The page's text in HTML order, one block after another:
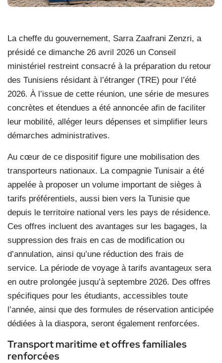
La cheffe du gouvernement, Sarra Zaafrani Zenzri, a
présidé ce dimanche 26 avril 2026 un Conseil
ministériel restreint consacré à la préparation du retour
des Tunisiens résidant à l’étranger (TRE) pour l’été
2026. À l’issue de cette réunion, une série de mesures
concrètes et étendues a été annoncée afin de faciliter
leur mobilité, alléger leurs dépenses et simplifier leurs
démarches administratives.
Au cœur de ce dispositif figure une mobilisation des
transporteurs nationaux. La compagnie Tunisair a été
appelée à proposer un volume important de sièges à
tarifs préférentiels, aussi bien vers la Tunisie que
depuis le territoire national vers les pays de résidence.
Ces offres incluent des avantages sur les bagages, la
suppression des frais en cas de modification ou
d’annulation, ainsi qu’une réduction des frais de
service. La période de voyage à tarifs avantageux sera
en outre prolongée jusqu’à septembre 2026. Des offres
spécifiques pour les étudiants, accessibles toute
l’année, ainsi que des formules de réservation anticipée
dédiées à la diaspora, seront également renforcées.
Transport maritime et offres familiales
renforcées